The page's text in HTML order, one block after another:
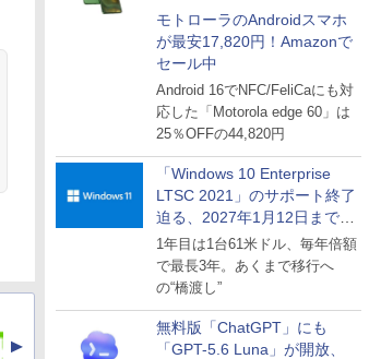
モトローラのAndroidスマホ
が最安17,820円！Amazonで
セール中
Android 16でNFC/FeliCaにも対
応した「Motorola edge 60」は
25％OFFの44,820円
「Windows 10 Enterprise
LTSC 2021」のサポート終了
迫る、2027年1月12日まで
～ESUは9月1日から販売
1年目は1台61米ドル、毎年倍額
で最長3年。あくまで移行へ
の“橋渡し”
無料版「ChatGPT」にも
「GPT-5.6 Luna」が開放、
▲